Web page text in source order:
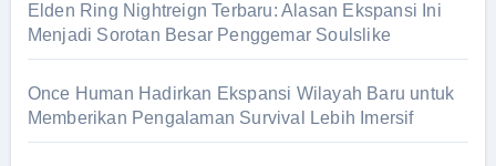
Elden Ring Nightreign Terbaru: Alasan Ekspansi Ini
Menjadi Sorotan Besar Penggemar Soulslike
Once Human Hadirkan Ekspansi Wilayah Baru untuk
Memberikan Pengalaman Survival Lebih Imersif